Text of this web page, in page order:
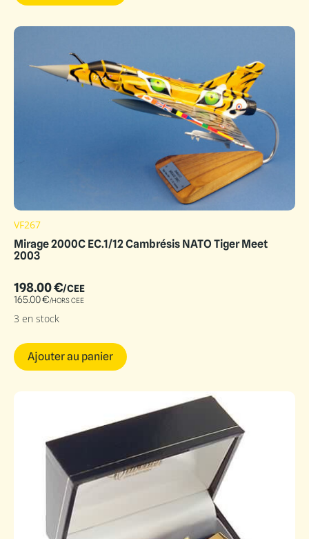
VF267
Mirage 2000C EC.1/12 Cambrésis NATO Tiger Meet
2003
198.00€/CEE
165.00€/HORS CEE
3 en stock
Ajouter au panier